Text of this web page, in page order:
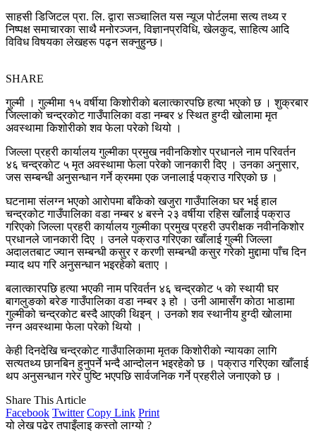
साहसी डिजिटल प्रा. लि. द्वारा सञ्चालित यस न्यूज पोर्टलमा सत्य तथ्य र
निष्पक्ष समाचारका साथै मनोरञ्जन, विज्ञानप्रविधि, खेलकुद, साहित्य आदि
विविध विषयका लेखहरू पढ्न सक्नुहुन्छ।
SHARE
गुल्मी । गुल्मीमा १५ वर्षीया किशोरीकाे बलात्कारपछि हत्या भएको छ । शुक्रबार
जिल्लाकाे चन्द्रकाेट गाउँपालिका वडा नम्बर ४ स्थित हुग्दी खाेलामा मृत
अवस्थामा किशोरीकाे शव फेला परेको थियो ।
जिल्ला प्रहरी कार्यालय गुल्मीका प्रमुख नवीनकिशाेर प्रधानले नाम परिवर्तन
४६ चन्द्रकाेट ५ मृत अवस्थामा फेला परेको जानकारी दिए । उनका अनुसार,
जस सम्बन्धी अनुसन्धान गर्ने क्रममा एक जनालाई पक्राउ गरिएकाे छ ।
घटनामा संलग्न भएको आराेपमा बाँकेको खजुरा गाउँपालिका घर भई हाल
चन्द्रकोट गाउँपालिका वडा नम्बर ४ बस्ने २३ वर्षीया रहिस खाँलाई पक्राउ
गरिएकाे जिल्ला प्रहरी कार्यालय गुल्मीका प्रमुख प्रहरी उपरीक्षक नवीनकिशोर
प्रधानले जानकारी दिए । उनले पक्राउ गरिएका खाँलाई गुल्मी जिल्ला
अदालतबाट ज्यान सम्बन्धी कसुर र करणी सम्बन्धी कसुर गरेको मुद्दामा पाँच दिन
म्याद थप गरि अनुसन्धान भइरहेको बताए ।
बलात्कारपछि हत्या भएकी नाम परिवर्तन ४६ चन्द्रकाेट ५ काे स्थायी घर
बागलुङको बरेङ गाउँपालिका वडा नम्बर ३ हो । उनी आमासँग काेठा भाडामा
गुल्मीको चन्द्रकाेट बस्दै आएकी थिइन् । उनको शव स्थानीय हुग्दी खाेलामा
नग्न अवस्थामा फेला परेको थियो ।
केही दिनदेखि चन्द्रकाेट गाउँपालिकामा मृतक किशोरीकाे न्यायका लागि
सत्यतथ्य छानबिन हुनुपर्ने भन्दै आन्दोलन भइरहेको छ । पक्राउ गरिएका खाँलाई
थप अनुसन्धान गरेर पुष्टि भएपछि सार्वजनिक गर्ने प्रहरीले जनाएको छ ।
Share This Article
Facebook Twitter Copy Link Print
यो लेख पढेर तपाइँलाइ कस्तो लाग्यो ?